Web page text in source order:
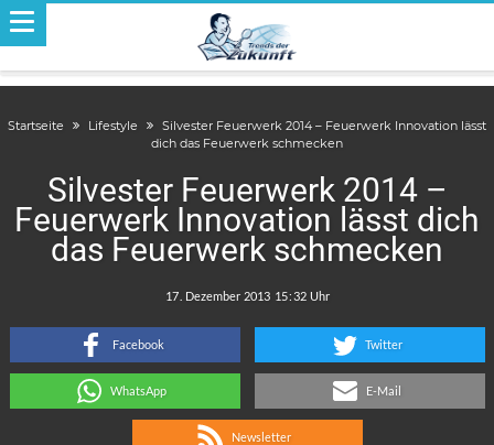
Startseite Lifestyle
Silvester Feuerwerk 2014 – Feuerwerk Innovation lässt
dich das Feuerwerk schmecken
Silvester Feuerwerk 2014 –
Feuerwerk Innovation lässt dich
das Feuerwerk schmecken
:
Facebook Twitter
WhatsApp E-Mail
Newsletter